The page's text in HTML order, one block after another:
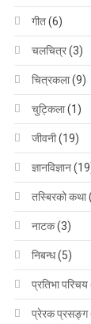
गीत(6)
चलचित्र(3)
चित्रकला(9)
चुट्किला(1)
जीवनी(19)
ज्ञानविज्ञान
तस्बिरको कथा
नाटक(3)
निबन्ध(5)
प्रतिभा परिचय
प्रेरक प्रसङ्ग